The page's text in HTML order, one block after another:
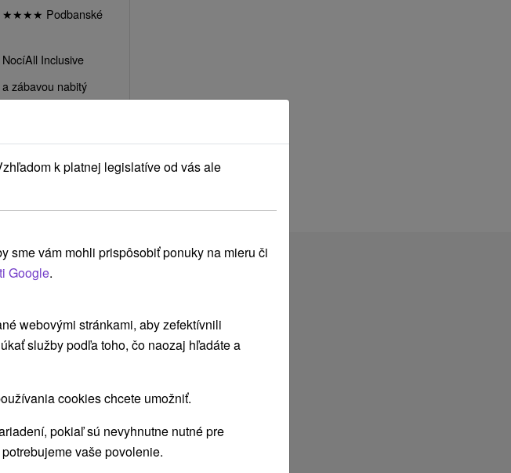
★★★★ Podbanské
All Inclusive
zábavou nabitý
k platnej legislatíve od vás ale
sme vám mohli prispôsobiť ponuky na mieru či
Google.
webovými stránkami, aby zefektívnili
služby podľa toho, čo naozaj hľadáte a
cookies chcete umožniť.
pokiaľ sú nevyhnutne nutné pre
vaše povolenie.